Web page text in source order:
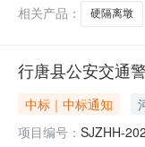
名都
相关产品：
硬隔离墩
行唐县公安交通
中标｜中标通知
项目编号： SJZHH-